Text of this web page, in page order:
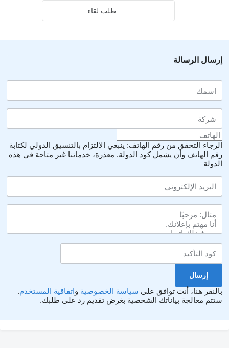
طلب لقاء
إرسال الرسالة
الرجاء التحقق من رقم الهاتف: ينبغي الالتزام بالتنسيق الدولي لكتابة
رقم الهاتف وأن يشمل كود الدولة. معذرة، خدماتنا غير متاحة في هذه
الدولة
بالنقر هنا، أنت توافق على سياسة الخصوصية واتفاقية المستخدم.
ستتم معالجة بياناتك الشخصية بغرض تقديم رد على طلبك.